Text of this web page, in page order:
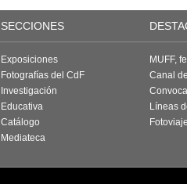
SECCIONES
Exposiciones
Fotografías del CdF
Investigación
Educativa
Catálogo
Mediateca
MUFF,
Canal
Líneas